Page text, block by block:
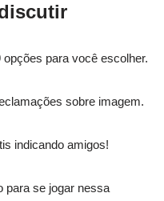
opções para você escolher.
sobre imagem.
indicando amigos!
para se jogar nessa